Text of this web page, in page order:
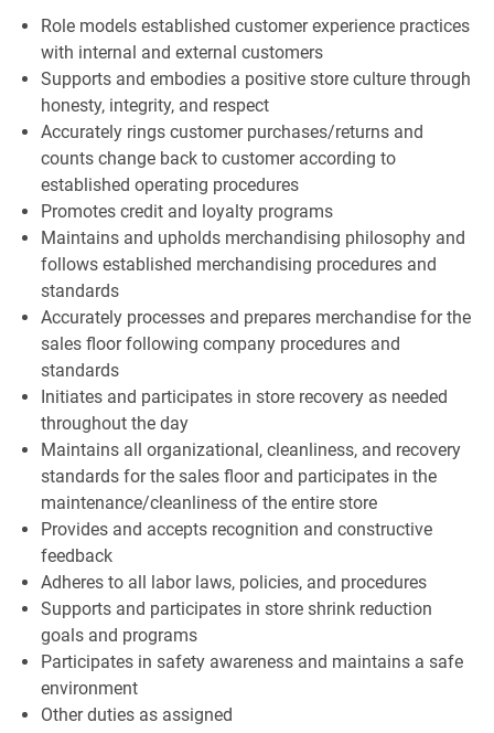
Role models established customer experience practices
with internal and external customers
Supports and embodies a positive store culture through
honesty, integrity, and respect
Accurately rings customer purchases/returns and
counts change back to customer according to
established operating procedures
Promotes credit and loyalty programs
Maintains and upholds merchandising philosophy and
follows established merchandising procedures and
standards
Accurately processes and prepares merchandise for the
sales floor following company procedures and
standards
Initiates and participates in store recovery as needed
throughout the day
Maintains all organizational, cleanliness, and recovery
standards for the sales floor and participates in the
maintenance/cleanliness of the entire store
Provides and accepts recognition and constructive
feedback
Adheres to all labor laws, policies, and procedures
Supports and participates in store shrink reduction
goals and programs
Participates in safety awareness and maintains a safe
environment
Other duties as assigned